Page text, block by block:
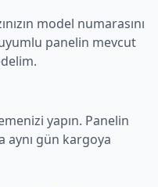
model numarasını
panelin mevcut
yapın. Panelin
aynı gün kargoya